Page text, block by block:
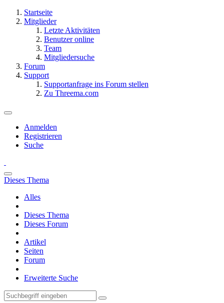
Startseite
Mitglieder
Letzte Aktivitäten
Benutzer online
Team
Mitgliedersuche
Forum
Support
Supportanfrage ins Forum stellen
Zu Threema.com
Anmelden
Registrieren
Suche
Dieses Thema
Alles
Dieses Thema
Dieses Forum
Artikel
Seiten
Forum
Erweiterte Suche